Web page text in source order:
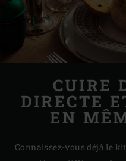
CUIRE
DIRECTE
EN
Connaissez-vous déjà le